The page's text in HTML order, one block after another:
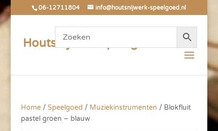
06-12711804 info@houtsnijwerk-speelgoed.nl
Houtsnijwerk Speelgoed
Home/ Speelgoed / Muziekinstrumenten / Blokfluit
pastel groen – blauw